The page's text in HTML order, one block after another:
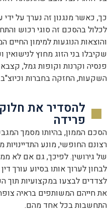
כך, כאשר מנגנון זה נערך על ידי
לכלול בהסכם זה סוגי רכוש
והוצאות הנוגעות למימון
שקיבלו בני הזוג מחוץ לנישואין
פנסיה וקרנות וקופות גמל,
השקעות, החזקה בחברות וכיוצ"ב
להסדיר את
פרידה
הסכם הממון, בהיותו מסמך
רצונם החופשי, מונע
של גירושין. לפיכך, גם אם לא
לבחון לערוך אותו בסיוע עורך
לצדדים לבצעו במקצועיות
את חייהם המשותפים בראיה
התחשבות בכל אחד מהם.